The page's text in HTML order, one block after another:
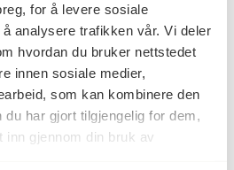
for å levere sosiale
analysere trafikken vår. Vi deler
hvordan du bruker nettstedet
innen sosiale medier,
som kan kombinere den
har gjort tilgjengelig for dem,
inn gjennom din bruk av